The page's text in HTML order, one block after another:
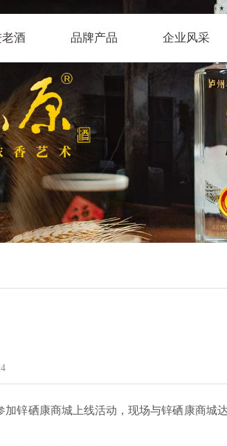
酒 品牌产品 企业风采
锌硒康商城上线活动，现场与锌硒康商城